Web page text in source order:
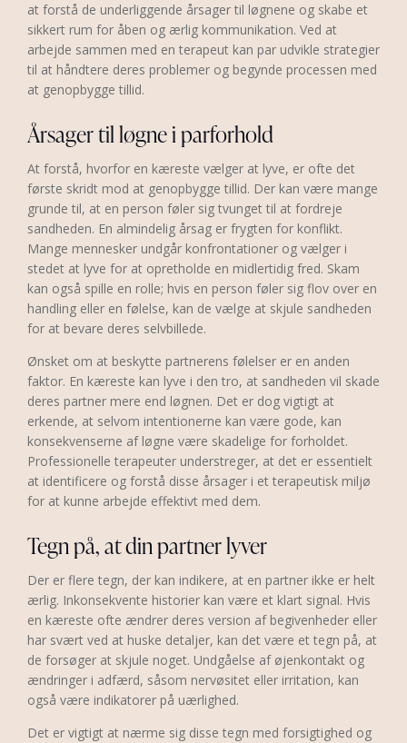
at forstå de underliggende årsager til løgnene og skabe et
sikkert rum for åben og ærlig kommunikation. Ved at
arbejde sammen med en terapeut kan par udvikle strategier
til at håndtere deres problemer og begynde processen med
at genopbygge tillid.
Årsager til løgne i parforhold
At forstå, hvorfor en kæreste vælger at lyve, er ofte det
første skridt mod at genopbygge tillid. Der kan være mange
grunde til, at en person føler sig tvunget til at fordreje
sandheden. En almindelig årsag er frygten for konflikt.
Mange mennesker undgår konfrontationer og vælger i
stedet at lyve for at opretholde en midlertidig fred. Skam
kan også spille en rolle; hvis en person føler sig flov over en
handling eller en følelse, kan de vælge at skjule sandheden
for at bevare deres selvbillede.
Ønsket om at beskytte partnerens følelser er en anden
faktor. En kæreste kan lyve i den tro, at sandheden vil skade
deres partner mere end løgnen. Det er dog vigtigt at
erkende, at selvom intentionerne kan være gode, kan
konsekvenserne af løgne være skadelige for forholdet.
Professionelle terapeuter understreger, at det er essentielt
at identificere og forstå disse årsager i et terapeutisk miljø
for at kunne arbejde effektivt med dem.
Tegn på, at din partner lyver
Der er flere tegn, der kan indikere, at en partner ikke er helt
ærlig. Inkonsekvente historier kan være et klart signal. Hvis
en kæreste ofte ændrer deres version af begivenheder eller
har svært ved at huske detaljer, kan det være et tegn på, at
de forsøger at skjule noget. Undgåelse af øjenkontakt og
ændringer i adfærd, såsom nervøsitet eller irritation, kan
også være indikatorer på uærlighed.
Det er vigtigt at nærme sig disse tegn med forsigtighed og